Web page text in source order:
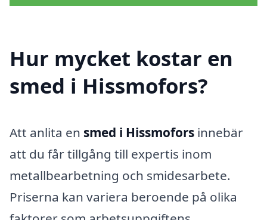
Hur mycket kostar en
smed i Hissmofors?
Att anlita en smed i Hissmofors innebär
att du får tillgång till expertis inom
metallbearbetning och smidesarbete.
Priserna kan variera beroende på olika